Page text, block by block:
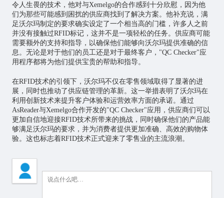
令人生畏的技术，他对与Xemelgo的合作感到十分欣慰，因为他
们为那些可能感到困扰的供应商找到了解决方案。他补充说，满
足沃尔玛制定的要求确实设定了一个相当高的门槛，许多人之前
并没有接触过RFID标记，这并不是一项轻松的任务。供应商可能
需要额外的支持和指导，以确保他们能够向沃尔玛提供准确的信
息。无论是对于他们的员工还是对于最终客户，"QC Checker"应
用程序都将为他们提供宝贵的帮助和指导。
在RFID技术的引领下，沃尔玛不仅在零售领域取得了显著的进
展，同时也推动了供应链管理的革新。这一举措表明了沃尔玛在
利用创新技术来提升客户体验和运营效率方面的承诺。通过
AsReader与Xemelgo合作开发的"QC Checker"应用，供应商们可以
更加自信地迎接RFID技术所带来的挑战，同时确保他们的产品能
够满足沃尔玛的要求，并为消费者提供更加准确、高效的购物体
验。这也标志着RFID技术正式迎来了零售业的主流浪潮。